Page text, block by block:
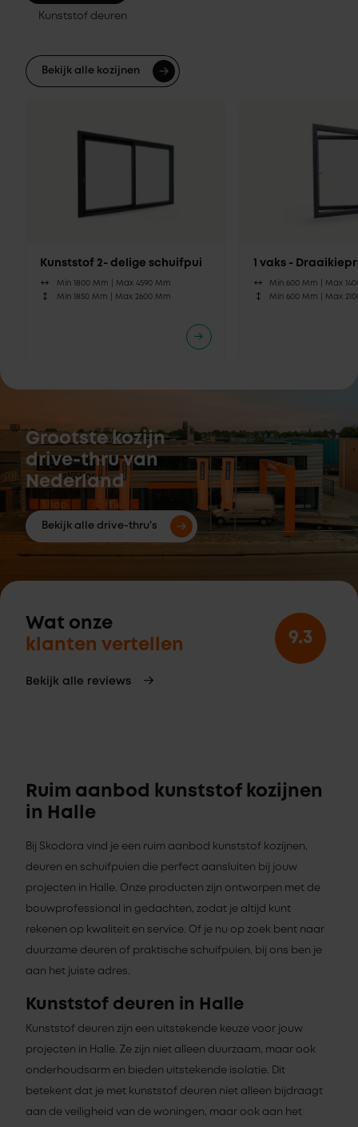
Kunststof deuren
Bekijk alle kozijnen
Kunststof 2- delige schuifpui
Min 1800 Mm | Max 4590 Mm
Min 1850 Mm | Max 2600 Mm
1 vaks -
Min 600 Mm |Max
Min 600 Mm |Max
Grootste kozijn
drive-thru van
Nederland
Bekijk alle drive-thru's
Wat onze
klanten vertellen
Bekijk alle reviews
9.3
Ruim aanbod kunststof kozijnen
in Halle
Bij Skodora vind je een ruim aanbod kunststof kozijnen,
deuren en schuifpuien die perfect aansluiten bij jouw
projecten in Halle. Onze producten zijn ontworpen met de
bouwprofessional in gedachten, zodat je altijd kunt
rekenen op kwaliteit en service. Of je nu op zoek bent naar
duurzame deuren of praktische schuifpuien, bij ons ben je
aan het juiste adres.
Kunststof deuren in Halle
Kunststof deuren zijn een uitstekende keuze voor jouw
projecten in Halle. Ze zijn niet alleen duurzaam, maar ook
onderhoudsarm en bieden uitstekende isolatie. Dit
betekent dat je met kunststof deuren niet alleen bijdraagt
aan de veiligheid van de woningen, maar ook aan het